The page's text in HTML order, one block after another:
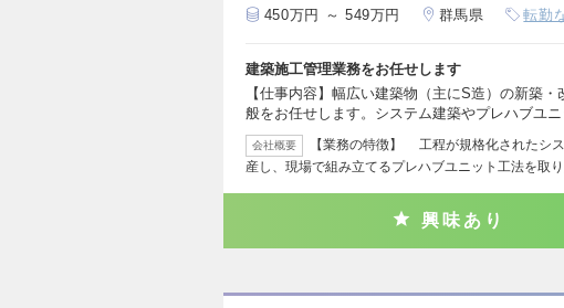
450万円 ～ 549万円 群馬県 転勤
建築施工管理業務をお任せします
【仕事内容】幅広い建築物（主にS造）の新築
般をお任せします。システム建築やプレハブユニ
会社概要
【業務の特徴】 工程が規格化されたシ
産し、現場で組み立てるプレハブユニット工法を取
興味あり